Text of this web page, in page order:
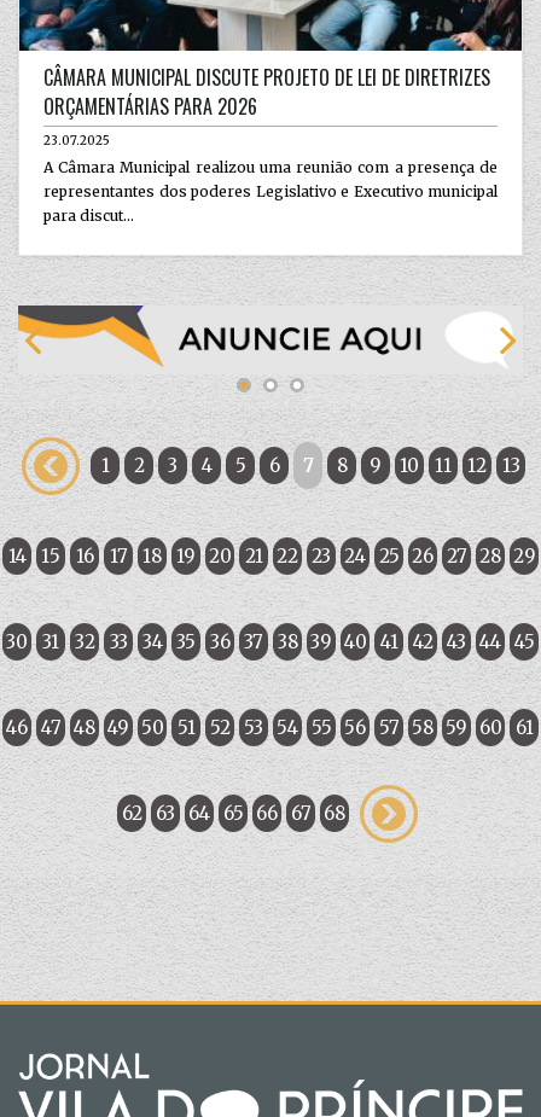
CÂMARA MUNICIPAL DISCUTE PROJETO DE LEI DE DIRETRIZES
ORÇAMENTÁRIAS PARA 2026
23.07.2025
A Câmara Municipal realizou uma reunião com a presença de
representantes dos poderes Legislativo e Executivo municipal
para discut...
1 2 3 4 5 6 7 8 9 10 11 12 13
14 15 16 17 18 19 20 21 22 23 24 25 26 27 28 29
30 31 32 33 34 35 36 37 38 39 40 41 42 43 44 45
46 47 48 49 50 51 52 53 54 55 56 57 58 59 60 61
62 63 64 65 66 67 68